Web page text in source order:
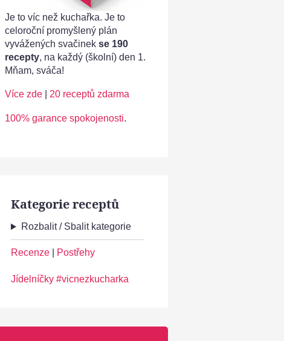
Je to víc než kuchařka. Je to
celoroční promyšlený plán
vyvážených svačinek se 190
recepty, na každý (školní) den 1.
Mňam, sváča!
Více zde 20 receptů zdarma
100% garance spokojenosti.
Kategorie receptů
Rozbalit / Sbalit kategorie
Recenze Postřehy
Jídelníčky #vicnezkucharka